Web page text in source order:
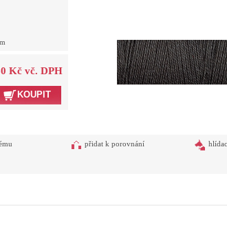
Kč vč. DPH
KOUPIT
přidat k porovnání